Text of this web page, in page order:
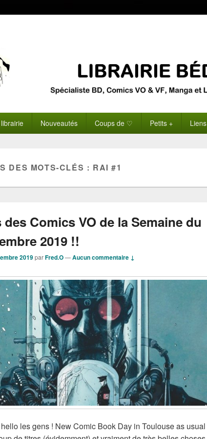
Nouveautés Coups de ♡ Petits + Liens
DES MOTS-CLÉS : RAI #1
Comics VO de la Semaine du
2019 !!
2019parFred.O—Aucun commentaire ↓
les gens ! New Comic Book Day in Toulouse as usual